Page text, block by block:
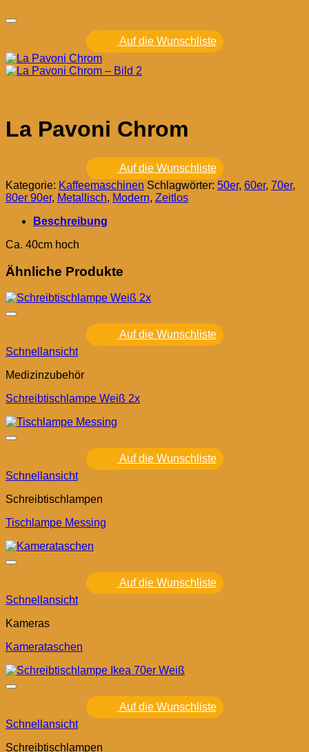
Auf die Wunschliste
La Pavoni Chrom
Auf die Wunschliste
Kategorie: Kaffeemaschinen Schlagwörter: 50er, 60er, 70er,
80er 90er, Metallisch, Modern, Zeitlos
Beschreibung
Ca. 40cm hoch
Ähnliche Produkte
Auf die Wunschliste
Schnellansicht
Medizinzubehör
Schreibtischlampe Weiß 2x
Auf die Wunschliste
Schnellansicht
Schreibtischlampen
Tischlampe Messing
Auf die Wunschliste
Schnellansicht
Kameras
Kamerataschen
Auf die Wunschliste
Schnellansicht
Schreibtischlampen